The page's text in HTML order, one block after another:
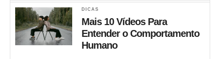
DICAS
Mais 10 Vídeos Para
Entender o Comportamento
Humano